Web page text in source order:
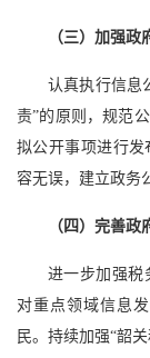
（三）加强政
认真执行信息
责”的原则，规范
拟公开事项进行发
容无误，建立政务
（四）完善
进一步加强税
对重点领域信息
民。持续加强“韶